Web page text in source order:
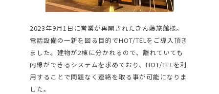
2023年9月1日に営業が再開されたきん藤旅館様。
電話設備の一新を図る目的でHOT/TELをご導入頂き
ました。建物が2棟に分かれるので、離れていても
内線ができるシステムを求めており、HOT/TELを利
用することで問題なく連絡を取る事が可能になりま
した。